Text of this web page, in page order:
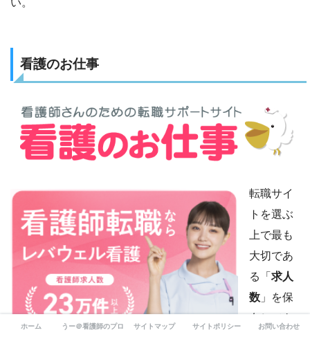
看護のお仕事
転職サイ
トを選ぶ
上で最も
大切であ
る「 求人
数 」を保
有してあ
ホーム うー＠看護師のプロフィールサイトマップ サイトポリシー お問い合わせ